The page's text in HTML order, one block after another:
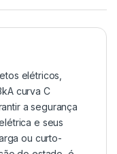
elétricos,
curva C
a segurança
e seus
ou curto-